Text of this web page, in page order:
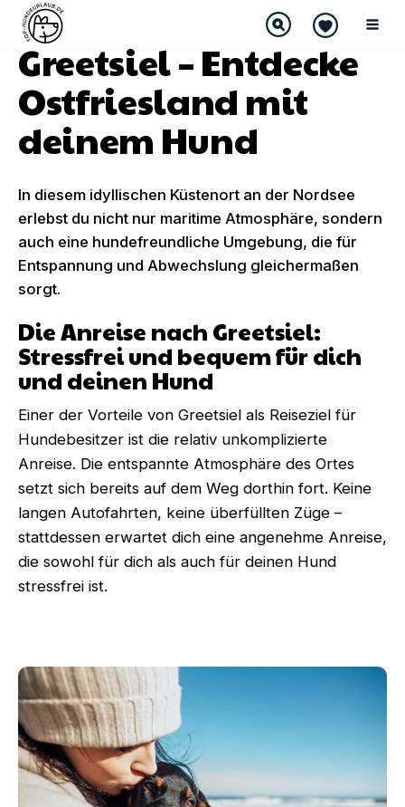
Greetsiel – Entdecke
Ostfriesland mit
deinem Hund
In diesem idyllischen Küstenort an der Nordsee
erlebst du nicht nur maritime Atmosphäre, sondern
auch eine hundefreundliche Umgebung, die für
Entspannung und Abwechslung gleichermaßen
sorgt.
Die Anreise nach Greetsiel:
Stressfrei und bequem für dich
und deinen Hund
Einer der Vorteile von Greetsiel als Reiseziel für
Hundebesitzer ist die relativ unkomplizierte
Anreise. Die entspannte Atmosphäre des Ortes
setzt sich bereits auf dem Weg dorthin fort. Keine
langen Autofahrten, keine überfüllten Züge –
stattdessen erwartet dich eine angenehme Anreise,
die sowohl für dich als auch für deinen Hund
stressfrei ist.